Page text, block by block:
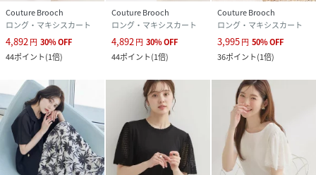
Couture Brooch
ロング・マキシスカート
4,892円 30%OFF
44ポイント(1倍)
Couture Brooch
ロング・マキシスカート
4,892円 30%OFF
44ポイント(1倍)
Couture Brooch
ロング・マキシスカート
3,995円 50%OFF
36ポイント(1倍)